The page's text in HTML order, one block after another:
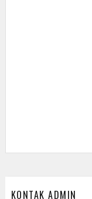
KONTAK ADMIN